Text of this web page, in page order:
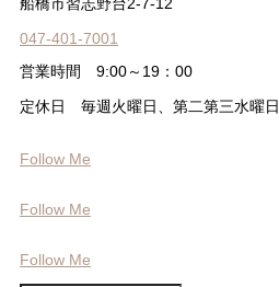
047-401-7001
営業時間 9:00～19：00
定休日 毎週火曜日、第二第三水曜日
Follow Me
Follow Me
Follow Me